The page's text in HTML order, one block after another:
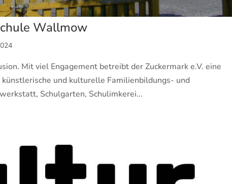
Wallmow
Mit viel Engagement betreibt der Zuckermark e.V. eine
und kulturelle Familienbildungs- und
Schulgarten, Schulimkerei...